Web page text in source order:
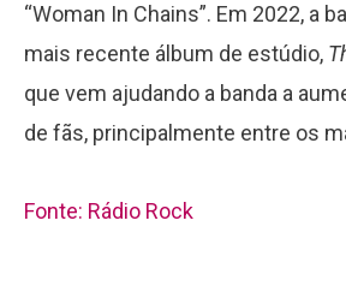
“Woman In Chains”. Em 2022, a
mais recente álbum de estúdio,
que vem ajudando a banda a
de fãs, principalmente entre os
Fonte: Rádio Rock